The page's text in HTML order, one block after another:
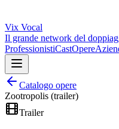
Vix Vocal
Il grande network del
ProfessionistiCastOpere
Catalogo opere
Zootropolis (trailer)
Trailer